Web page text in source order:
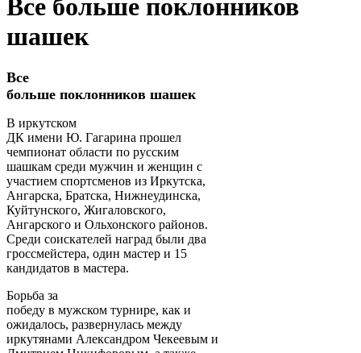
Все больше поклонников
шашек
Все
больше поклонников шашек
В иркутском
ДК имени Ю. Гагарина прошел
чемпионат области по русским
шашкам среди мужчин и женщин с
участием спортсменов из Иркутска,
Ангарска, Братска, Нижнеудинска,
Куйтунского, Жигаловского,
Ангарского и Ольхонского районов.
Среди соискателей наград были два
гроссмейстера, один мастер и 15
кандидатов в мастера.
Борьба за
победу в мужском турнире, как и
ожидалось, развернулась между
иркутянами Александром Чекеевым и